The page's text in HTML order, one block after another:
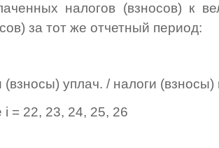
налогов (взносов) к
за тот же отчетный период:
уплач. / налоги (взносы)
23, 24, 25, 26